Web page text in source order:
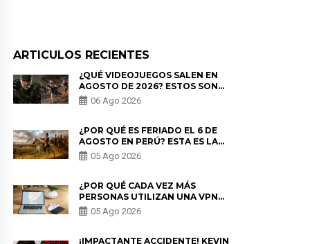
ARTICULOS RECIENTES
¿QUÉ VIDEOJUEGOS SALEN EN
AGOSTO DE 2026? ESTOS SON
LOS ESTRENOS MÁS ESPERADOS
06 Ago 2026
¿POR QUÉ ES FERIADO EL 6 DE
AGOSTO EN PERÚ? ESTA ES LA
HISTORIA
05 Ago 2026
¿POR QUÉ CADA VEZ MÁS
PERSONAS UTILIZAN UNA VPN
PARA PROTEGER SU
PRIVACIDAD?
05 Ago 2026
¡IMPACTANTE ACCIDENTE! KEVIN